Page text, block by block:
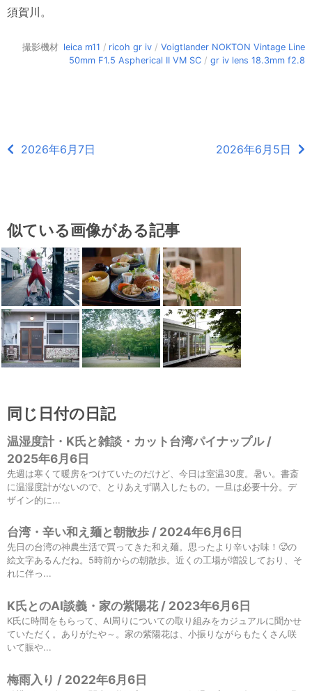
須賀川。
撮影機材 leica m11 / ricoh gr iv / Voigtlander NOKTON Vintage Line
50mm F1.5 Aspherical II VM SC / gr iv lens 18.3mm f2.8
2026年6月7日 2026年6月5日
似ている画像がある記事
同じ日付の日記
温湿度計・K氏と雑談・カット台湾パイナップル /
2025年6月6日
先週は寒くて暖房をつけていたのだけど、今日は室温30度。暑い。書斎
に温湿度計がないので、とりあえず購入したもの。一旦は必要十分。デ
ザイン的に...
台湾・辛い和え麺と朝散歩 / 2024年6月6日
先日の台湾の神農生活で買ってきた和え麺。思ったより辛いお味！🥵の
絵文字あるんだね。5時前からの朝散歩。近くの工場が増設しており、そ
れに伴っ...
K氏とのAI談義・家の紫陽花 / 2023年6月6日
K氏に時間をもらって、AI周りについての取り組みをカジュアルに聞かせ
ていただく。ありがたや～。家の紫陽花は、小振りながらもたくさん咲
いて賑や...
梅雨入り / 2022年6月6日